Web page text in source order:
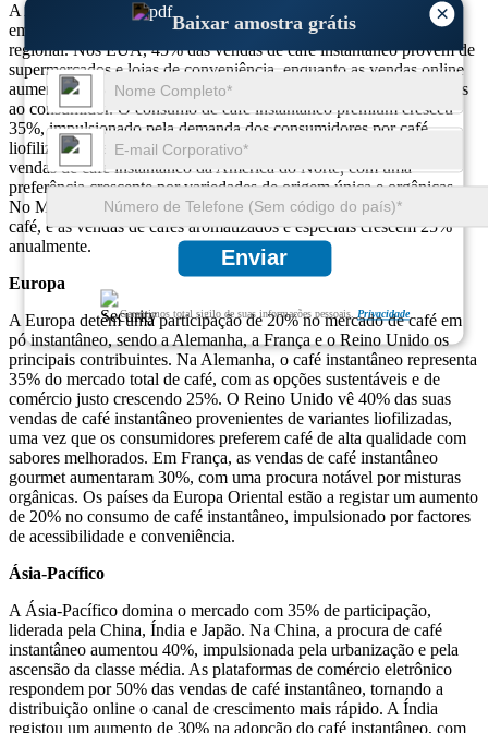
×
Baixar amostra grátis
Enviar
Garantimos total sigilo de suas informações pessoais. Privacidade
A América do Norte responde por 25% do mercado global de café
em pó instantâneo, com os Estados Unidos liderando a demanda
regional. Nos EUA, 45% das vendas de café instantâneo provêm de
supermercados e lojas de conveniência, enquanto as vendas online
aumentaram 30% devido à crescente preferência por marcas diretas
ao consumidor. O consumo de café instantâneo premium cresceu
35%, impulsionado pela demanda dos consumidores por café
liofilizado de alta qualidade. O Canadá contribui com 20% das
vendas de café instantâneo da América do Norte, com uma
preferência crescente por variedades de origem única e orgânicas.
No México, o café instantâneo representa 60% do consumo total de
café, e as vendas de cafés aromatizados e especiais crescem 25%
anualmente.
Europa
A Europa detém uma participação de 20% no mercado de café em
pó instantâneo, sendo a Alemanha, a França e o Reino Unido os
principais contribuintes. Na Alemanha, o café instantâneo representa
35% do mercado total de café, com as opções sustentáveis ​​e de
comércio justo crescendo 25%. O Reino Unido vê 40% das suas
vendas de café instantâneo provenientes de variantes liofilizadas,
uma vez que os consumidores preferem café de alta qualidade com
sabores melhorados. Em França, as vendas de café instantâneo
gourmet aumentaram 30%, com uma procura notável por misturas
orgânicas. Os países da Europa Oriental estão a registar um aumento
de 20% no consumo de café instantâneo, impulsionado por factores
de acessibilidade e conveniência.
Ásia-Pacífico
A Ásia-Pacífico domina o mercado com 35% de participação,
liderada pela China, Índia e Japão. Na China, a procura de café
instantâneo aumentou 40%, impulsionada pela urbanização e pela
ascensão da classe média. As plataformas de comércio eletrônico
respondem por 50% das vendas de café instantâneo, tornando a
distribuição online o canal de crescimento mais rápido. A Índia
registou um aumento de 30% na adopção do café instantâneo, com